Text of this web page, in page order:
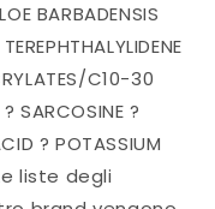
BARBADENSIS
C10-30
SARCOSINE ?
? POTASSIUM
liste degli